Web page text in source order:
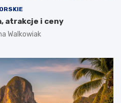
atrakcje i ceny
Walkowiak